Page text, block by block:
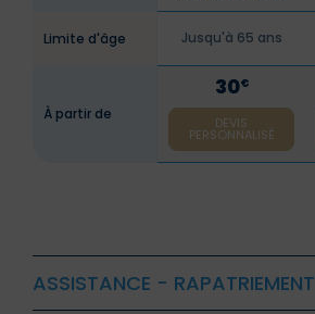
Limite d'âge Jusqu'à 65 ans
À partir de
30€
DEVIS
PERSONNALISÉ
ASSISTANCE - RAPATRIEMENT